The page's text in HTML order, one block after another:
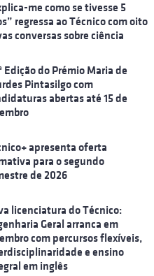
me como se tivesse 5
regressa ao Técnico com oito
conversas sobre ciência
Edição do Prémio Maria de
Pintasilgo com
abertas até 15 de
apresenta oferta
para o segundo
de 2026
licenciatura do Técnico:
Geral arranca em
com percursos flexíveis,
e ensino
em inglês